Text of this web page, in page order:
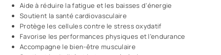
Aide à réduire la fatigue et les baisses d’énergie
Soutient la santé cardiovasculaire
Protège les cellules contre le stress oxydatif
Favorise les performances physiques et l’endurance
Accompagne le bien-être musculaire